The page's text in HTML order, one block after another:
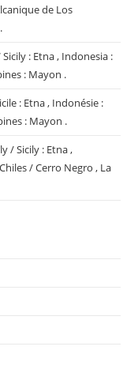
de Los
: Etna , Indonesia :
: Mayon .
: Etna , Indonésie :
: Mayon .
/ Sicily : Etna ,
/ Cerro Negro , La